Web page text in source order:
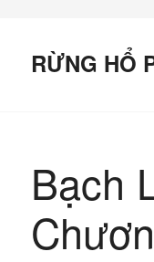
contentRỪNG HỔ
Bạch